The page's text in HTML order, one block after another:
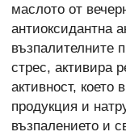
маслото от
антиоксидантна
възпалителните
стрес, активира
активност, което
продукция и
възпалението и